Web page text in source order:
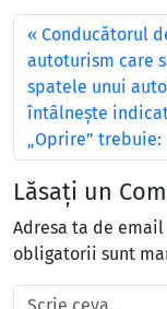
Conducătorul
autoturism care
spatele unui
întâlneşte
„Oprire” trebuie:
Lăsați un
Adresa ta de
obligatorii sunt